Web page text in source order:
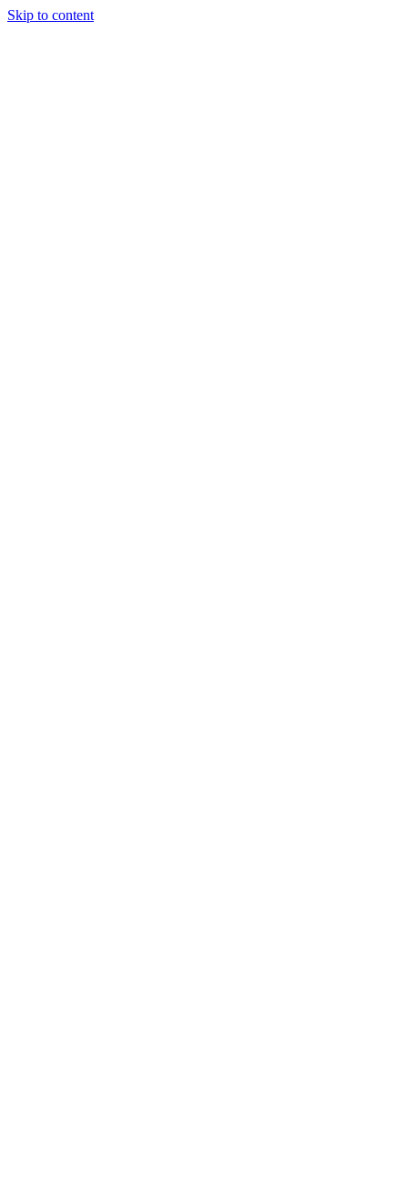
Skip to content